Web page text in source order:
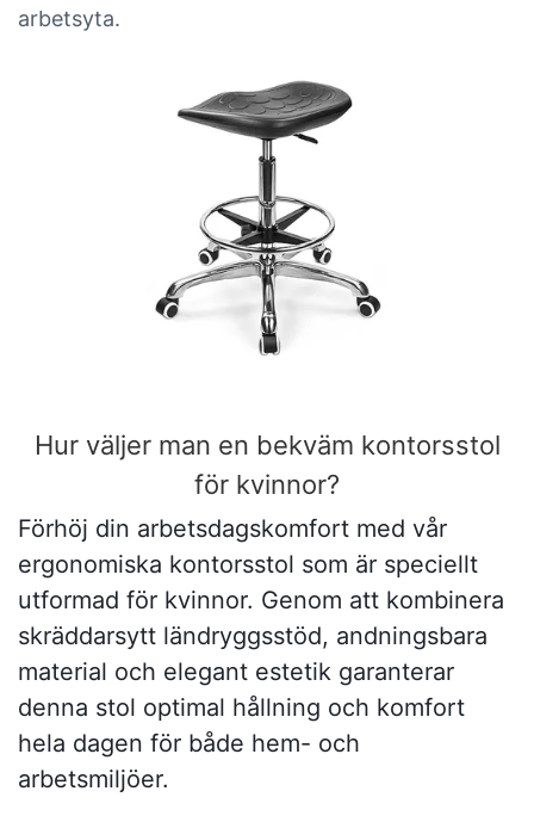
arbetsyta.
Hur väljer man en bekväm kontorsstol
för kvinnor?
Förhöj din arbetsdagskomfort med vår
ergonomiska kontorsstol som är speciellt
utformad för kvinnor. Genom att kombinera
skräddarsytt ländryggsstöd, andningsbara
material och elegant estetik garanterar
denna stol optimal hållning och komfort
hela dagen för både hem- och
arbetsmiljöer.